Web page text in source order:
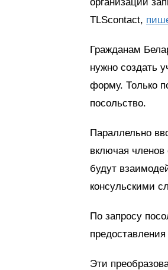
TLScontact,
Гражданам
нужно создать
форму. Только
посольство.
Параллельно
включая
будут
консульскими
По запросу
Эти